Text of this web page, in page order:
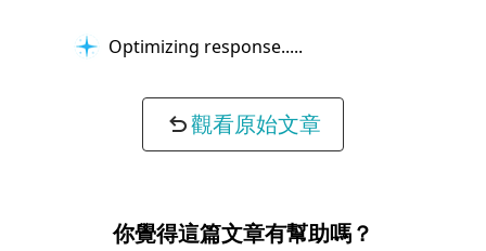
Optimizing response...
觀看原始文章
你覺得這篇文章有幫助嗎？